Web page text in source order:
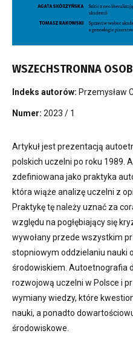
WSZECHSTRONNA
Indeks autorów: Przemysław
Numer: 2023 / 1
Artykuł jest prezentacją
polskich uczelni po roku 1989.
zdefiniowana jako praktyka
która wiąże analizę uczelni z
Praktykę tę należy uznać za
względu na pogłębiający się
wywołany przede wszystkim
stopniowym oddzielaniu nauki
środowiskiem. Autoetnografia
rozwojową uczelni w Polsce i
wymiany wiedzy, które
nauki, a ponadto
środowiskowe.